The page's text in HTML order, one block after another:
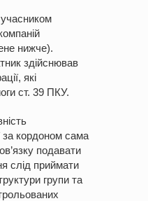
учасником
нижче).
здійснював
які
ст. 39 ПКУ.
за кордоном сама
подавати
слід приймати
групи та